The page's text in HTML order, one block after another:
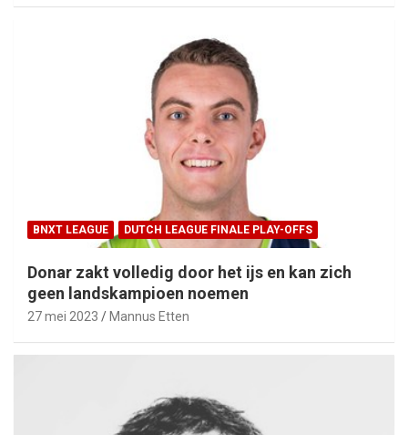
BNXT LEAGUE DUTCH LEAGUE FINALE PLAY-OFFS
Donar zakt volledig door het ijs en kan zich
geen landskampioen noemen
27 mei 2023 Mannus Etten